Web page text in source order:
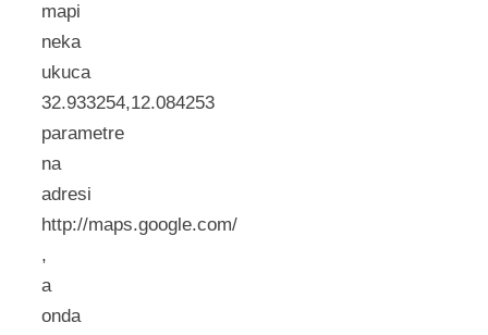
mapi
neka
ukuca
32.933254,12.084253
parametre
na
adresi
http://maps.google.com/
,
a
onda